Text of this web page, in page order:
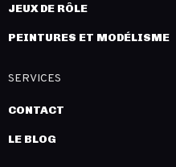
JEUX DE RÔLE
PEINTURES ET MODÉLISME
SERVICES
CONTACT
LE BLOG